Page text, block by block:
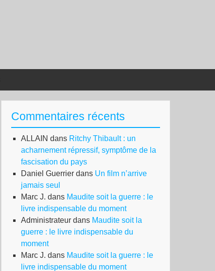
Commentaires récents
ALLAIN dans Ritchy Thibault : un
acharnement répressif, symptôme de la
fascisation du pays
Daniel Guerrier dans Un film n’arrive
jamais seul
Marc J. dans Maudite soit la guerre : le
livre indispensable du moment
Administrateur dans Maudite soit la
guerre : le livre indispensable du
moment
Marc J. dans Maudite soit la guerre : le
livre indispensable du moment